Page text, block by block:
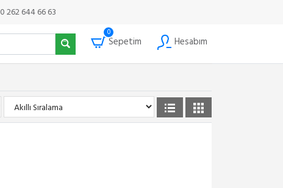
0 262 644 66 63
0
Sepetim Hesabım